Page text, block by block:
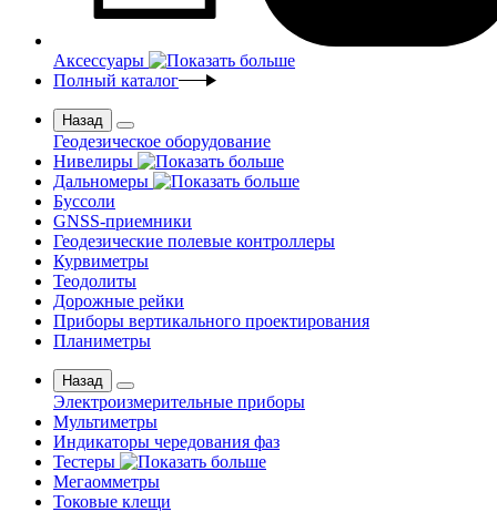
Аксессуары
Полный каталог
Назад
Геодезическое оборудование
Нивелиры
Дальномеры
Буссоли
GNSS-приемники
Геодезические полевые контроллеры
Курвиметры
Теодолиты
Дорожные рейки
Приборы вертикального проектирования
Планиметры
Назад
Электроизмерительные приборы
Мультиметры
Индикаторы чередования фаз
Тестеры
Мегаомметры
Токовые клещи